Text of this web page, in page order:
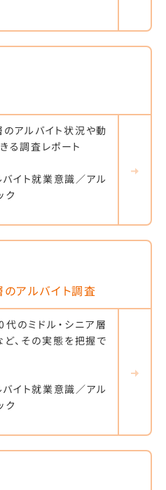
アルバイト状況や動
る調査レポート
イト就業意識／アル
ク
アルバイト調査
のミドル・シニア層
、その実態を把握で
イト就業意識／アル
ク